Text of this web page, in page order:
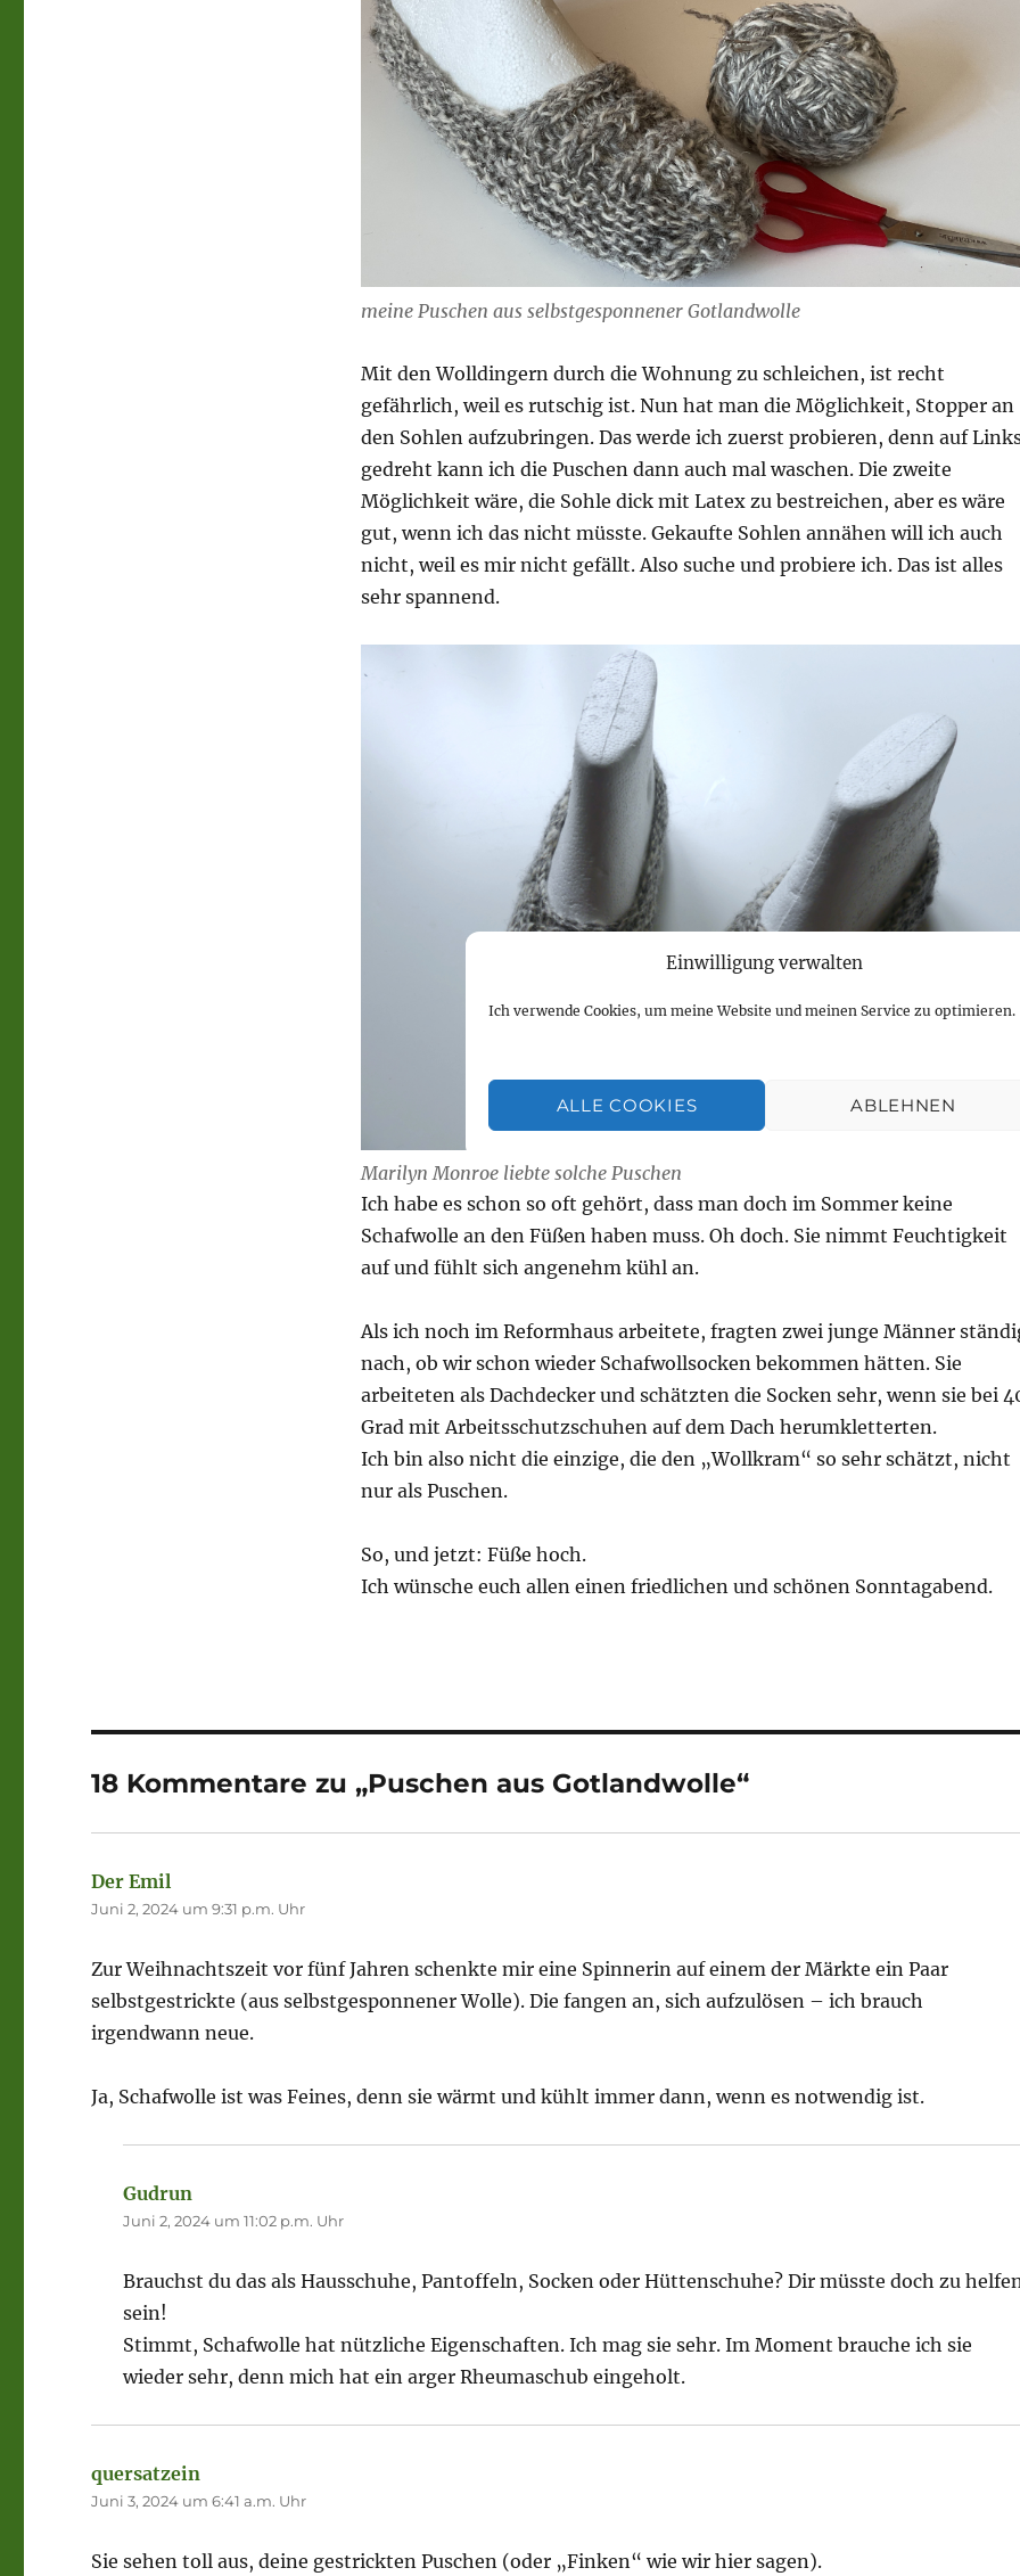
Einwilligung verwalten
Ich verwende Cookies, um meine Website und meinen Service zu optimieren.
ALLE COOKIES ABLEHNEN
meine Puschen aus selbstgesponnener Gotlandwolle
Mit den Wolldingern durch die Wohnung zu schleichen, ist recht
gefährlich, weil es rutschig ist. Nun hat man die Möglichkeit, Stopper an
den Sohlen aufzubringen. Das werde ich zuerst probieren, denn auf
gedreht kann ich die Puschen dann auch mal waschen. Die zweite
Möglichkeit wäre, die Sohle dick mit Latex zu bestreichen, aber es wäre
gut, wenn ich das nicht müsste. Gekaufte Sohlen annähen will ich auch
nicht, weil es mir nicht gefällt. Also suche und probiere ich. Das ist alles
sehr spannend.
Marilyn Monroe liebte solche Puschen
Ich habe es schon so oft gehört, dass man doch im Sommer keine
Schafwolle an den Füßen haben muss. Oh doch. Sie nimmt Feuchtigkeit
auf und fühlt sich angenehm kühl an.
Als ich noch im Reformhaus arbeitete, fragten zwei junge Männer
nach, ob wir schon wieder Schafwollsocken bekommen hätten. Sie
arbeiteten als Dachdecker und schätzten die Socken sehr, wenn sie bei
Grad mit Arbeitsschutzschuhen auf dem Dach herumkletterten.
Ich bin also nicht die einzige, die den „Wollkram“ so sehr schätzt, nicht
nur als Puschen.
So, und jetzt: Füße hoch.
Ich wünsche euch allen einen friedlichen und schönen Sonntagabend.
18 Kommentare zu „Puschen aus Gotlandwolle“
Der Emil
Juni 2, 2024 um 9:31 p.m. Uhr
Zur Weihnachtszeit vor fünf Jahren schenkte mir eine Spinnerin auf einem der Märkte ein Paar
selbstgestrickte (aus selbstgesponnener Wolle). Die fangen an, sich aufzulösen – ich brauch
irgendwann neue.
Ja, Schafwolle ist was Feines, denn sie wärmt und kühlt immer dann, wenn es notwendig ist.
Gudrun
Juni 2, 2024 um 11:02 p.m. Uhr
Brauchst du das als Hausschuhe, Pantoffeln, Socken oder Hüttenschuhe? Dir müsste doch zu
sein!
Stimmt, Schafwolle hat nützliche Eigenschaften. Ich mag sie sehr. Im Moment brauche ich sie
wieder sehr, denn mich hat ein arger Rheumaschub eingeholt.
quersatzein
Juni 3, 2024 um 6:41 a.m. Uhr
Sie sehen toll aus, deine gestrickten Puschen (oder „Finken“ wie wir hier sagen).